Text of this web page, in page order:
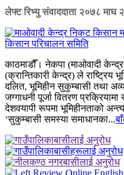
लेफ्ट रिभ्यु संवाददाता २०७८ माघ
काठमाडौँ। नेकपा (माओवादी
(क्रान्तिकारी केन्द्र) ले राष्ट्रिय
दलित, भूमिहीन सुकुम्बासी तथा
जग्गाधनी पूर्जा वितरण
देशवयापी रूपमा भूमिहीनताको
‘सुकुम्बासी समस्या समाधानका...